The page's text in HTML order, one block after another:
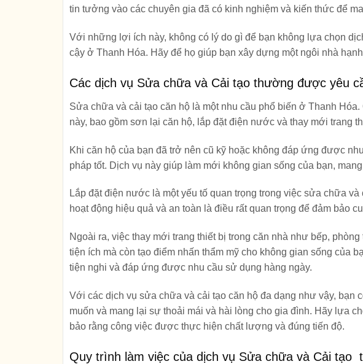
tin tưởng vào các chuyên gia đã có kinh nghiệm và kiến thức để
Với những lợi ích này, không có lý do gì để bạn không lựa chọn
cậy ở Thanh Hóa. Hãy để họ giúp bạn xây dựng một ngôi nhà
Các dịch vụ Sửa chữa và Cải tạo thường được yêu
Sửa chữa và cải tạo căn hộ là một nhu cầu phổ biến ở Thanh
này, bao gồm sơn lại căn hộ, lắp đặt điện nước và thay mới trang
Khi căn hộ của bạn đã trở nên cũ kỹ hoặc không đáp ứng được
pháp tốt. Dịch vụ này giúp làm mới không gian sống của bạn,
Lắp đặt điện nước là một yếu tố quan trọng trong việc sửa chữa
hoạt động hiệu quả và an toàn là điều rất quan trọng để đảm bảo
Ngoài ra, việc thay mới trang thiết bị trong căn nhà như bếp,
tiện ích mà còn tạo điểm nhấn thẩm mỹ cho không gian sống của
tiện nghi và đáp ứng được nhu cầu sử dụng hàng ngày.
Với các dịch vụ sửa chữa và cải tạo căn hộ đa dạng như vậy, bạn
muốn và mang lại sự thoải mái và hài lòng cho gia đình. Hãy lựa
bảo rằng công việc được thực hiện chất lượng và đúng tiến độ.
Quy trình làm việc của dịch vụ Sửa chữa và Cải tạo